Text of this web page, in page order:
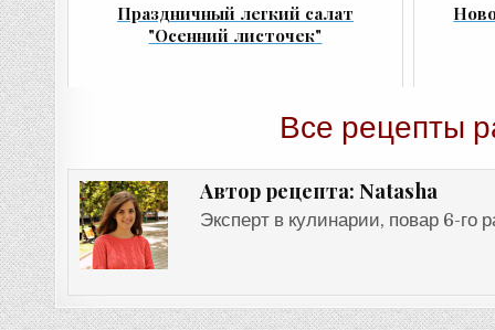
Праздничный легкий салат
"Осенний листочек"
Все рецепты
Автор рецепта: Natasha
Эксперт в кулинарии, повар 6-го